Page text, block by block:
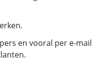
en vooral per e-mail